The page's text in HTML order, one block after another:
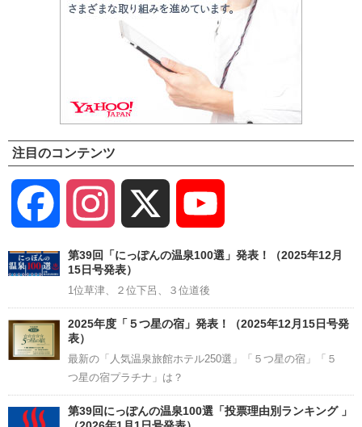
注目のコンテンツ
Facebook Instagram
Channel
第39回「にっぽんの温泉100選」発表！（2025年12月
15日号発表）
1位草津、２位下呂、３位道後
2025年度「５つ星の宿」発表！（2025年12月15日号発
表）
最新の「人気温泉旅館ホテル250選」「５つ星の宿」「５
つ星の宿プラチナ」は？
第39回にっぽんの温泉100選「投票理由別ランキング 」